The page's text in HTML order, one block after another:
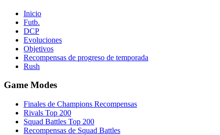
Inicio
Futb.
DCP
Evoluciones
Objetivos
Recompensas de progreso de temporada
Rush
Game Modes
Finales de Champions Recompensas
Rivals Top 200
Squad Battles Top 200
Recompensas de Squad Battles